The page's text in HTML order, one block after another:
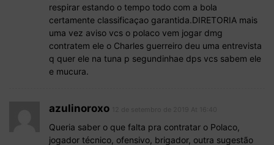
respirar estando o tempo todo com a bola
certamente classificaçao garantida.DIRETORIA mais
uma vez aviso vcs o polaco vem jogar dmg
contratem ele o Charles guerreiro deu uma entrevista
q quer ele na tuna p segundinhae dps vcs sabem ele
e mucura.
azulinoroxo
Queria saber o que falta pra contratar o Polaco,
jogador técnico, ofensivo, brigador, outra sugestão